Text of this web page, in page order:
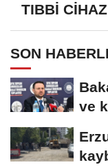
TIBBİ
SON
ve